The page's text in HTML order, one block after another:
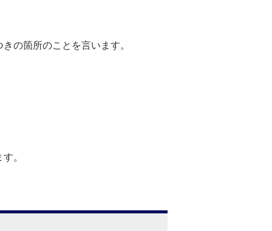
の箇所のことを言います。
。